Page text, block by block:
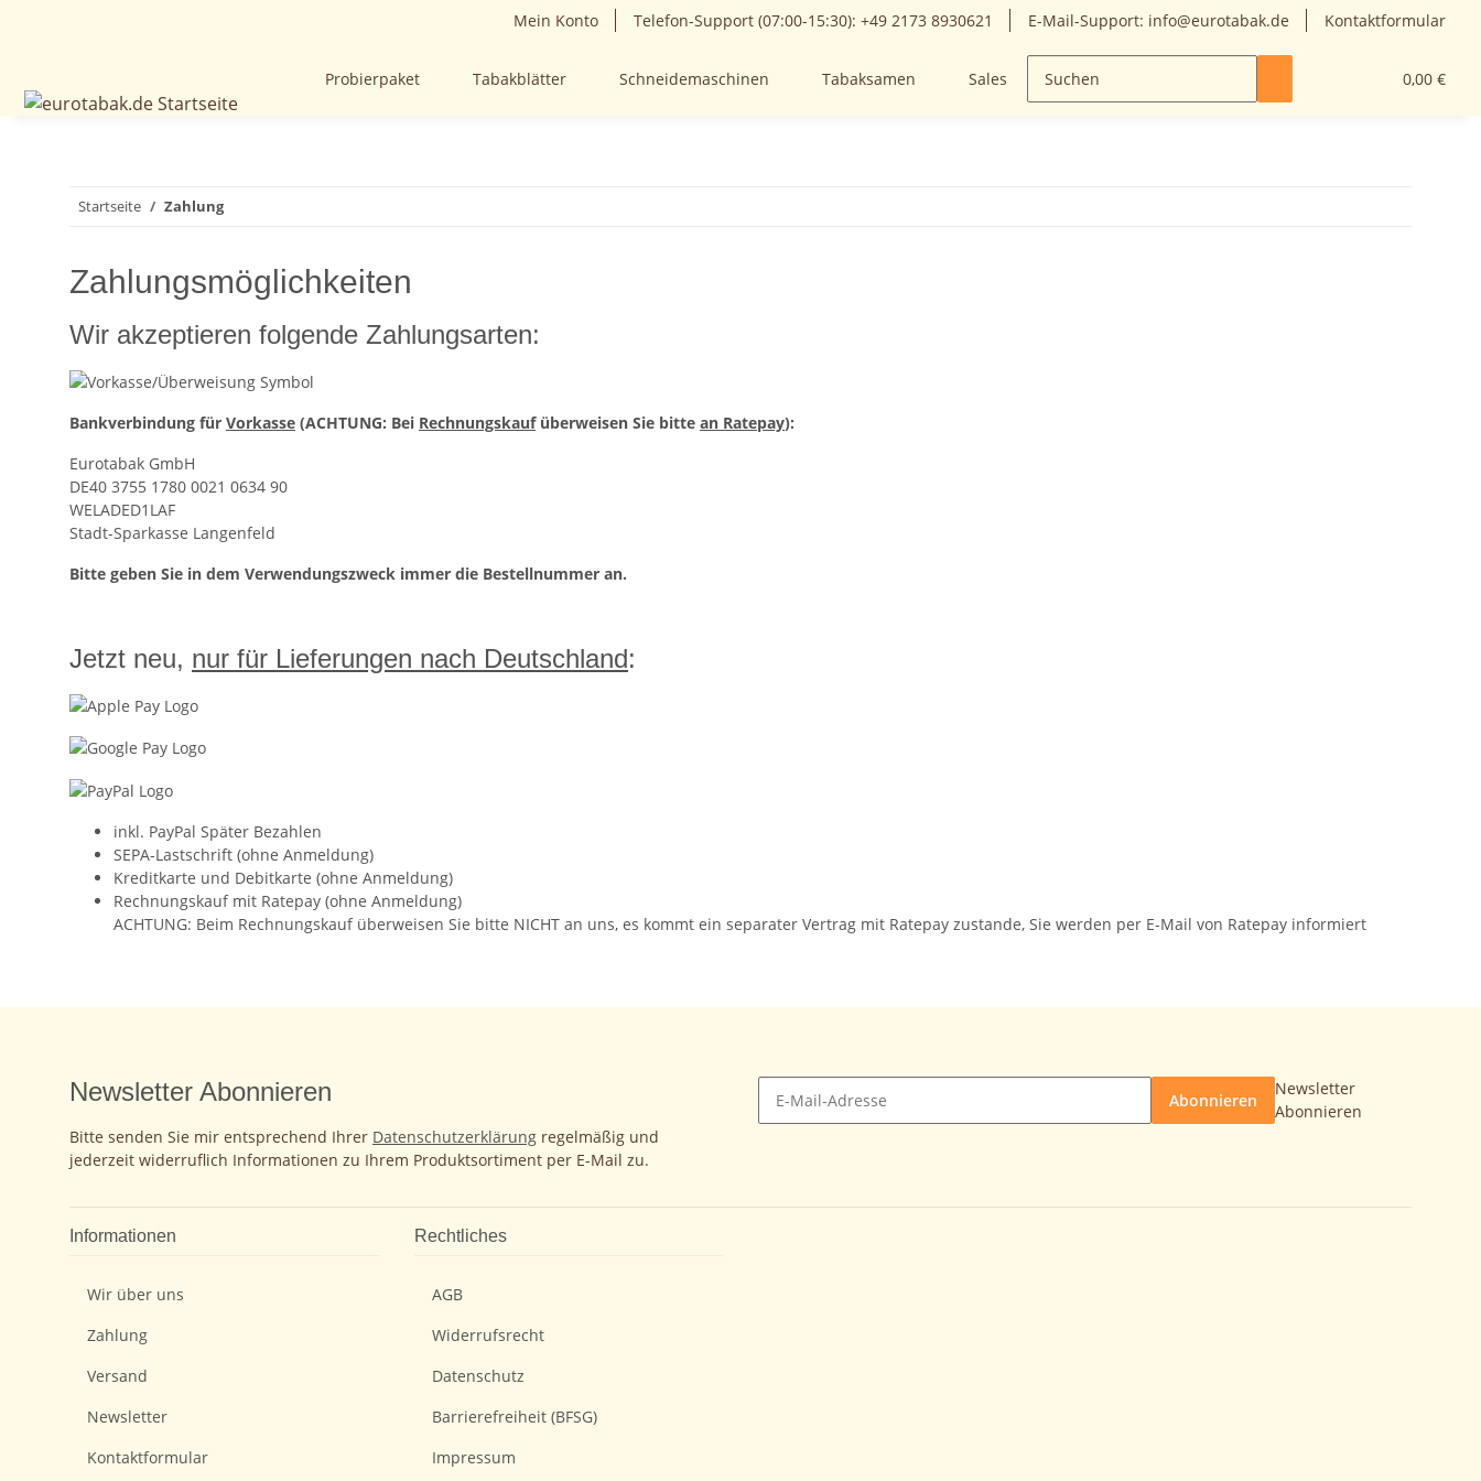
Mein Konto Telefon-Support (07:00-15:30): +49 2173 8930621 E-Mail-Support: info@eurotabak.de Kontaktformular
0,00 €
Probierpaket Tabakblätter Schneidemaschinen Tabaksamen Sales
Startseite Zahlung
Zahlungsmöglichkeiten
Wir akzeptieren folgende Zahlungsarten:
Bankverbindung für Vorkasse (ACHTUNG: Bei Rechnungskaufüberweisen Sie bitte an Ratepay):
Eurotabak GmbH
DE40 3755 1780 0021 0634 90
WELADED1LAF
Stadt-Sparkasse Langenfeld
Bitte geben Sie in dem Verwendungszweck immer die Bestellnummer an.
Jetzt neu, nur für Lieferungen nach Deutschland:
inkl. PayPal Später Bezahlen
SEPA-Lastschrift (ohne Anmeldung)
Kreditkarte und Debitkarte (ohne Anmeldung)
Rechnungskauf mit Ratepay (ohne Anmeldung)
ACHTUNG: Beim Rechnungskauf überweisen Sie bitte NICHT an uns, es kommt ein separater Vertrag mit Ratepay zustande, Sie werden per E-Mail von Ratepay informiert
Newsletter Abonnieren
Bitte senden Sie mir entsprechend Ihrer Datenschutzerklärung regelmäßig und
jederzeit widerruflich Informationen zu Ihrem Produktsortiment per E-Mail zu.
Abonnieren
Newsletter
Abonnieren
Informationen
Wir über uns
Zahlung
Versand
Newsletter
Kontaktformular
Rechtliches
AGB
Widerrufsrecht
Datenschutz
Barrierefreiheit (BFSG)
Impressum